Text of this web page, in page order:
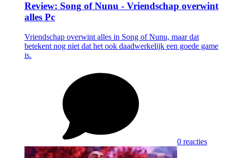
Review: Song of Nunu - Vriendschap overwint
alles Pc
Vriendschap overwint alles in Song of Nunu, maar dat
betekent nog niet dat het ook daadwerkelijk een goede game
is.
0 reacties